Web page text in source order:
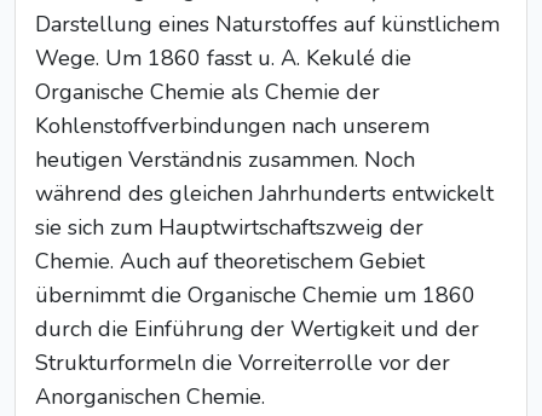
Darstellung eines Naturstoffes auf künstlichem
Wege. Um 1860 fasst u. A. Kekulé die
Organische Chemie als Chemie der
Kohlenstoffverbindungen nach unserem
heutigen Verständnis zusammen. Noch
während des gleichen Jahrhunderts entwickelt
sie sich zum Hauptwirtschaftszweig der
Chemie. Auch auf theoretischem Gebiet
übernimmt die Organische Chemie um 1860
durch die Einführung der Wertigkeit und der
Strukturformeln die Vorreiterrolle vor der
Anorganischen Chemie.